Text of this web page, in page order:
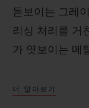
돋보이는 그레
리싱 처리를 거
가 엿보이는 메
더 알아보기